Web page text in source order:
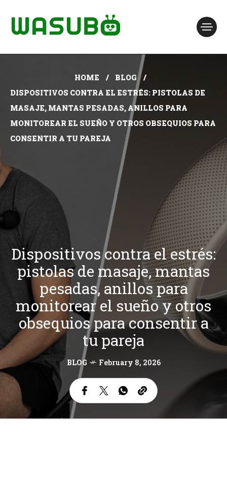
HOME
BLOG
DISPOSITIVOS CONTRA EL ESTRÉS: PISTOLAS DE
MASAJE, MANTAS PESADAS, ANILLOS PARA
MONITOREAR EL SUEÑO Y OTROS OBSEQUIOS PARA
CONSENTIR A TU PAREJA
Dispositivos contra el estrés:
pistolas de masaje, mantas
pesadas, anillos para
monitorear el sueño y otros
obsequios para consentir a
tu pareja
BLOG February 8, 2026